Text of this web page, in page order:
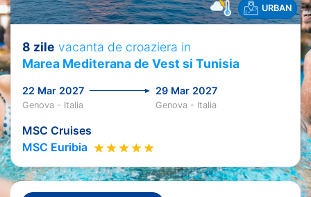
URBAN
8 zile vacanta de croaziera in
Marea Mediterana de Vest si Tunisia
22 Mar 2027 29 Mar 2027
Genova - Italia Genova - Italia
MSC Cruises
MSC Euribia